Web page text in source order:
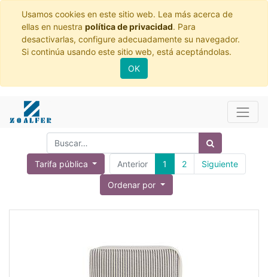
Usamos cookies en este sitio web. Lea más acerca de
ellas en nuestra política de privacidad. Para
desactivarlas, configure adecuadamente su navegador.
Si continúa usando este sitio web, está aceptándolas.
OK
Tarifa pública Anterior 1 2 Siguiente
Ordenar por